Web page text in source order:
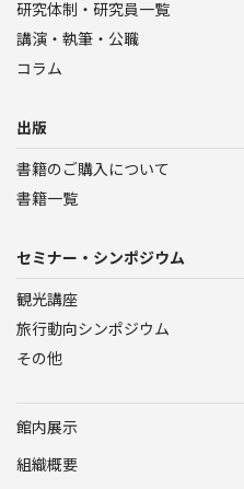
研究体制・研究員一覧
講演・執筆・公職
コラム
出版
書籍のご購入について
書籍一覧
セミナー・シンポジウム
観光講座
旅行動向シンポジウム
その他
館内展示
組織概要